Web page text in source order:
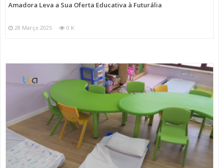
Amadora Leva a Sua Oferta Educativa à Futurália
28 Março 2025 0 K